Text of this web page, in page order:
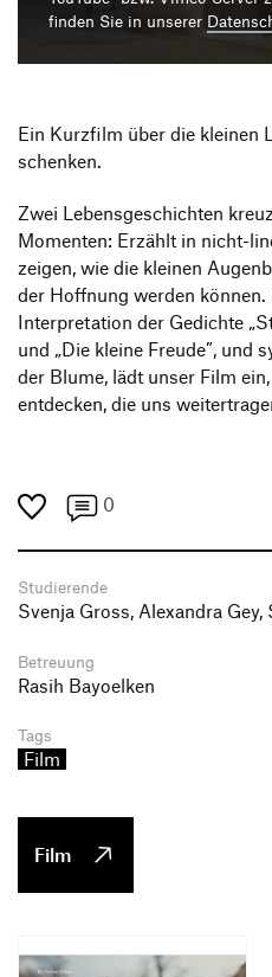
Transfer und Kooperation
Produktgestaltung B.A.
finden Sie in unserer
Ein Kurzfilm über die kleinen
schenken.
Zwei Lebensgeschichten
Momenten: Erzählt in nicht-
zeigen, wie die kleinen
der Hoffnung werden
Interpretation der Gedichte
und „Die kleine Freude”, und
der Blume, lädt unser Film
entdecken, die uns
0
Studierende
Svenja Gross, Alexandra
Betreuung
Rasih Bayoelken
Tags
Film
Film